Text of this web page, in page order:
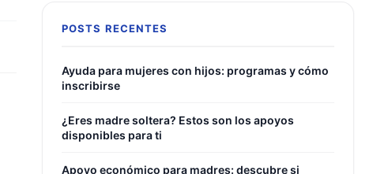
POSTS RECENTES
Ayuda para mujeres con hijos: programas y cómo
inscribirse
¿Eres madre soltera? Estos son los apoyos
disponibles para ti
Apoyo económico para madres: descubre si